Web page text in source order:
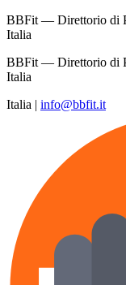
BBFit — Direttorio di
Italia
BBFit — Direttorio di
Italia
Italia | info@bbfit.it